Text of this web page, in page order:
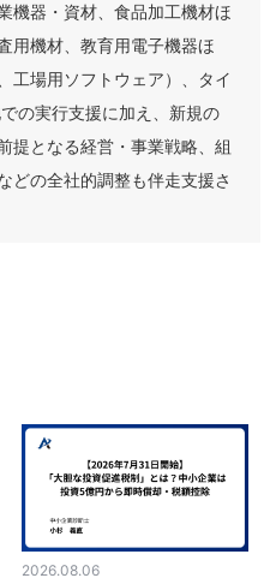
機器・資材、食品加工機材ほ
用機材、教育用電子機器ほ
工場用ソフトウェア）、タイ
の実行支援に加え、新規の
提となる経営・事業戦略、組
どの全社的調整も伴走支援さ
2026.08.06